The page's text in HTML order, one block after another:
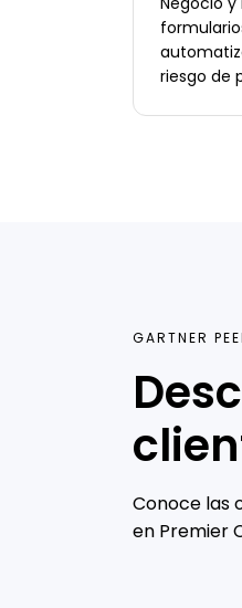
riesgo de
GARTNER
Conoce las
en Premier